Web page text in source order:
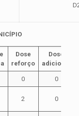
Dose
reforço
Dose
adicional
0 0
2 0